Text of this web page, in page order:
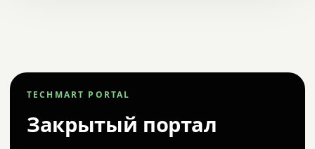
TECHMART PORTAL
Закрытый портал